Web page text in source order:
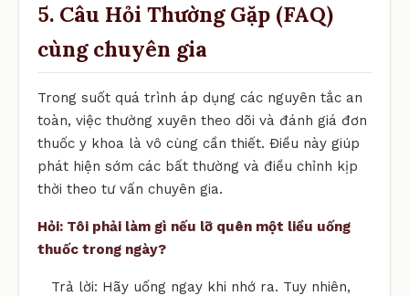
5. Câu Hỏi Thường Gặp (FAQ)
cùng chuyên gia
Trong suốt quá trình áp dụng các nguyên tắc an
toàn, việc thường xuyên theo dõi và đánh giá đơn
thuốc y khoa là vô cùng cần thiết. Điều này giúp
phát hiện sớm các bất thường và điều chỉnh kịp
thời theo tư vấn chuyên gia.
Hỏi: Tôi phải làm gì nếu lỡ quên một liều uống
thuốc trong ngày?
Trả lời: Hãy uống ngay khi nhớ ra. Tuy nhiên,